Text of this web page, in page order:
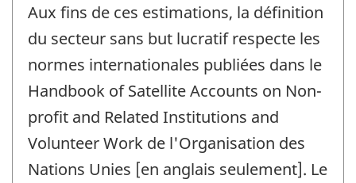
Aux fins de ces estimations, la définition
du secteur sans but lucratif respecte les
normes internationales publiées dans le
Handbook of Satellite Accounts on Non-
profit and Related Institutions and
Volunteer Work de l'Organisation des
Nations Unies [en anglais seulement]. Le